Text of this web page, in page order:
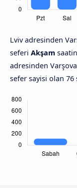
Lviv adresinden
seferi Akşam
adresinden
sefer sayisi olan